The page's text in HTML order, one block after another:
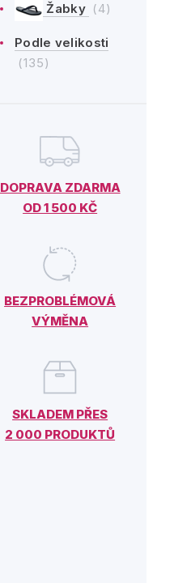
Žabky (4)
Podle velikosti
(135)
DOPRAVA ZDARMA
OD 1 500 KČ
BEZPROBLÉMOVÁ
VÝMĚNA
SKLADEM PŘES
2 000 PRODUKTŮ